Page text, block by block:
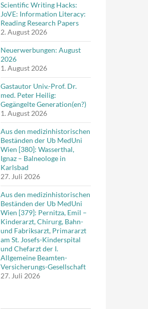
Scientific Writing Hacks:
JoVE: Information Literacy:
Reading Research Papers
2. August 2026
Neuerwerbungen: August
2026
1. August 2026
Gastautor Univ.-Prof. Dr.
med. Peter Heilig:
Gegängelte Generation(en?)
1. August 2026
Aus den medizinhistorischen
Beständen der Ub MedUni
Wien [380]: Wasserthal,
Ignaz – Balneologe in
Karlsbad
27. Juli 2026
Aus den medizinhistorischen
Beständen der Ub MedUni
Wien [379]: Pernitza, Emil –
Kinderarzt, Chirurg, Bahn-
und Fabriksarzt, Primararzt
am St. Josefs-Kinderspital
und Chefarzt der I.
Allgemeine Beamten-
Versicherungs-Gesellschaft
27. Juli 2026